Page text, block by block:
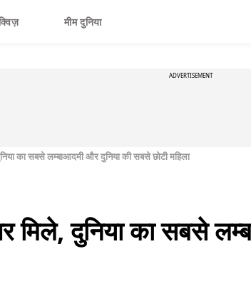
मीम दुनिया
ADVERTISEMENT
का सबसे लम्बाआदमी और दुनिया की सबसे छोटी महिला
मिले, दुनिया का सबसे